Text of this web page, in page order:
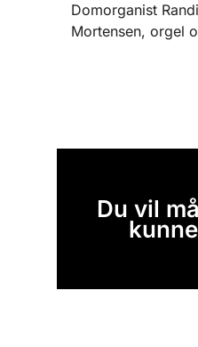
Domorganist
Mortensen, orgel
Du vil